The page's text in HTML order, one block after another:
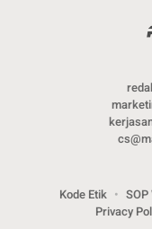
Kode Etik
Privacy